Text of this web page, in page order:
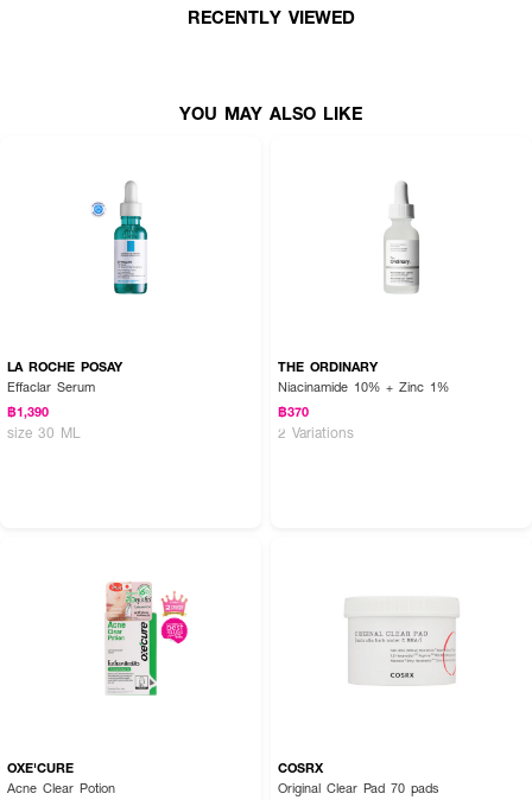
● การใช้งาน: ติดแน่น ใช้ได้ทั้งกลางวันและกลางคืน
● หลังล้างหน้า ให้เช็ดหน้าบริเวณที่เป็นสิวให้แห้ง
● แปะแผ่นแปะสิวบนบริเวณที่เป็นสิว ก่อนทาสกินแคร์ เพื่อประสิทธิภาพสูงสุด
● เปลี่ยนแผ่นใหม่ทุก 6-8 ชั่วโมง
ดูแลสิวไปพร้อมกับเพิ่มความเก๋ไก๋น่ารักให้ผิวหน้า ด้วยแผ่นแปะสิวลายผีเสื้อค่ะ 💖🦋
RECENTLY VIEWED
YOU MAY ALSO LIKE
LA ROCHE POSAY
Effaclar Serum
฿1,390
size 30 ML
THE ORDINARY
Niacinamide 10% + Zinc 1%
฿370
2 Variations
OXE'CURE
Acne Clear Potion
COSRX
Original Clear Pad 70 pads